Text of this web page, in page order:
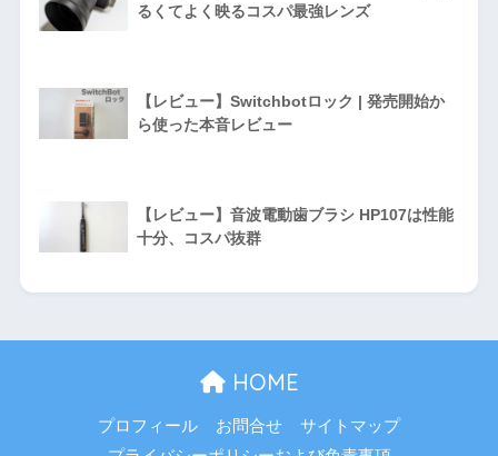
るくてよく映るコスパ最強レンズ
【レビュー】Switchbotロック | 発売開始か
ら使った本音レビュー
【レビュー】音波電動歯ブラシ HP107は性能
十分、コスパ抜群
HOME
プロフィール お問合せ
サイトマップ